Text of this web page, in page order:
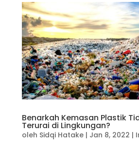
Benarkah Kemasan Plastik
Terurai di Lingkungan?
oleh Sidqi Hatake| Jan 8, 2022 |